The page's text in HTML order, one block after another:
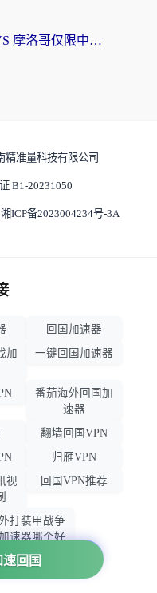
在国外看世界杯法国 VS 摩洛哥仅限中国大陆？海外党这样看中文解说赛事不卡顿
回国
精准量科技有限公司
B1-20231050
ICP备2023004234号-3A
回国加速器
加
一键回国加速器
番茄海外回国加
速器
翻墙回国VPN
归雁VPN
视
回国VPN推荐
打装甲战争
速器哪个好
用